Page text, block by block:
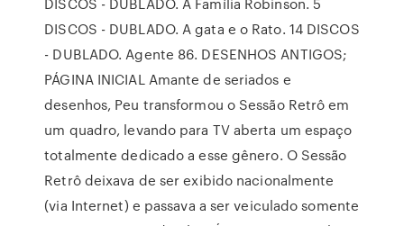
DISCOS - DUBLADO. A gata e o Rato. 14 DISCOS
- DUBLADO. Agente 86. DESENHOS ANTIGOS;
PÁGINA INICIAL Amante de seriados e
desenhos, Peu transformou o Sessão Retrô em
um quadro, levando para TV aberta um espaço
totalmente dedicado a esse gênero. O Sessão
Retrô deixava de ser exibido nacionalmente
(via Internet) e passava a ser veiculado somente